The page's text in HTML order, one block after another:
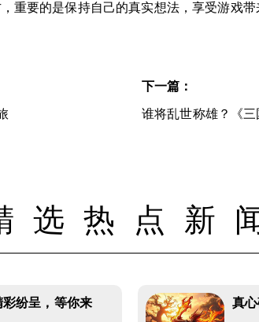
重要的是保持自己的真实想法，享受游戏
下一篇：
谁将乱世称雄？《
选热点新
彩纷呈，等你来
真